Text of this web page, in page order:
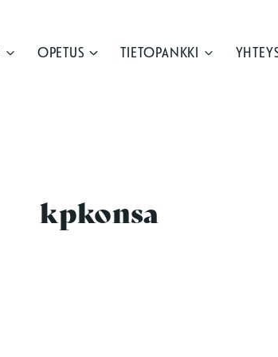
OPETUS TIETOPANKKI
kpkonsa